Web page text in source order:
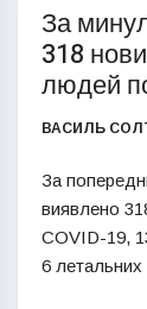
За
318
людей
ВАСИЛЬ
За
виявлено
COVID-19,
6